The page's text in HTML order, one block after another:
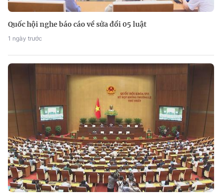
Quốc hội nghe báo cáo về sửa đổi 05 luật
1 ngày trước